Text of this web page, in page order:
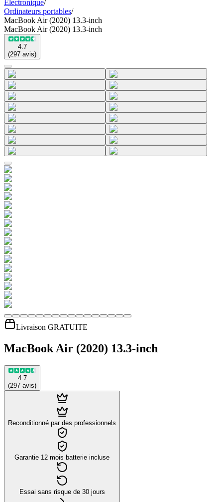
Électronique/
Ordinateurs portables/
MacBook Air (2020) 13.3-inch
MacBook Air (2020) 13.3-inch
4.7
(297 avis)
Livraison GRATUITE
MacBook Air (2020) 13.3-inch
4.7
(297 avis)
Reconditionné par des professionnels
Garantie 12 mois batterie incluse
Essai sans risque de 30 jours